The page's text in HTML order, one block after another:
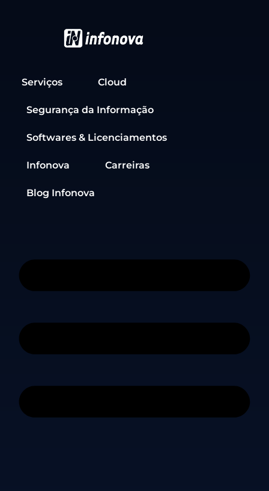
Serviços Cloud
Segurança da Informação
Softwares & Licenciamentos
Infonova Carreiras
Blog Infonova